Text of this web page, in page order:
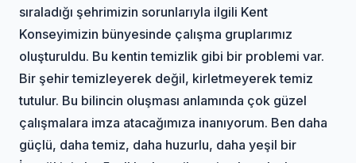
sıraladığı şehrimizin sorunlarıyla ilgili Kent
Konseyimizin bünyesinde çalışma gruplarımız
oluşturuldu. Bu kentin temizlik gibi bir problemi var.
Bir şehir temizleyerek değil, kirletmeyerek temiz
tutulur. Bu bilincin oluşması anlamında çok güzel
çalışmalara imza atacağımıza inanıyorum. Ben daha
güçlü, daha temiz, daha huzurlu, daha yeşil bir